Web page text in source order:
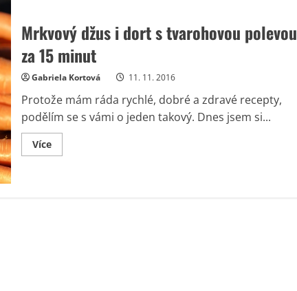
Mrkvový džus i dort s tvarohovou polevou
za 15 minut
Gabriela Kortová 11. 11. 2016
Protože mám ráda rychlé, dobré a zdravé recepty,
podělím se s vámi o jeden takový. Dnes jsem si...
VíceRead
more